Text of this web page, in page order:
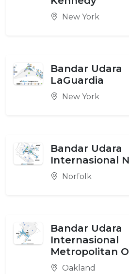
New York
Bandar Udara
LaGuardia
New York
Bandar Udara
Internasional
Norfolk
Bandar Udara
Internasional
Metropolitan
Oakland